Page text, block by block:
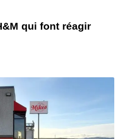
qui font réagir